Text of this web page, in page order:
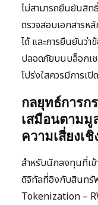
ไม่สามารถยืนยันสิ
ตรวจสอบเอกสารห
ได้ และการยืนยันว่
ปลอดภัยบนบล็อกเ
โปร่งใสควรมีการเ
กลยุทธ์การก
เสมือนตามมู
ความเสี่ยงเชิ
สำหรับนักลงทุนที่เ
ดิจิทัลที่อิงกับสินทรั
Tokenization –